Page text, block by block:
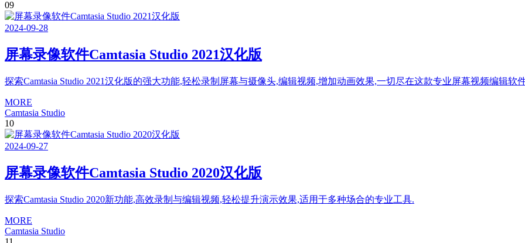
09
2024-09-28
屏幕录像软件Camtasia Studio 2021汉化版
探索Camtasia Studio 2021汉化版的强大功能,轻松录制屏幕与摄像头,编辑视频,增加动画效果,一切尽在这款专业屏幕视频编辑软
MORE
Camtasia Studio
10
2024-09-27
屏幕录像软件Camtasia Studio 2020汉化版
探索Camtasia Studio 2020新功能,高效录制与编辑视频,轻松提升演示效果,适用于多种场合的专业工具.
MORE
Camtasia Studio